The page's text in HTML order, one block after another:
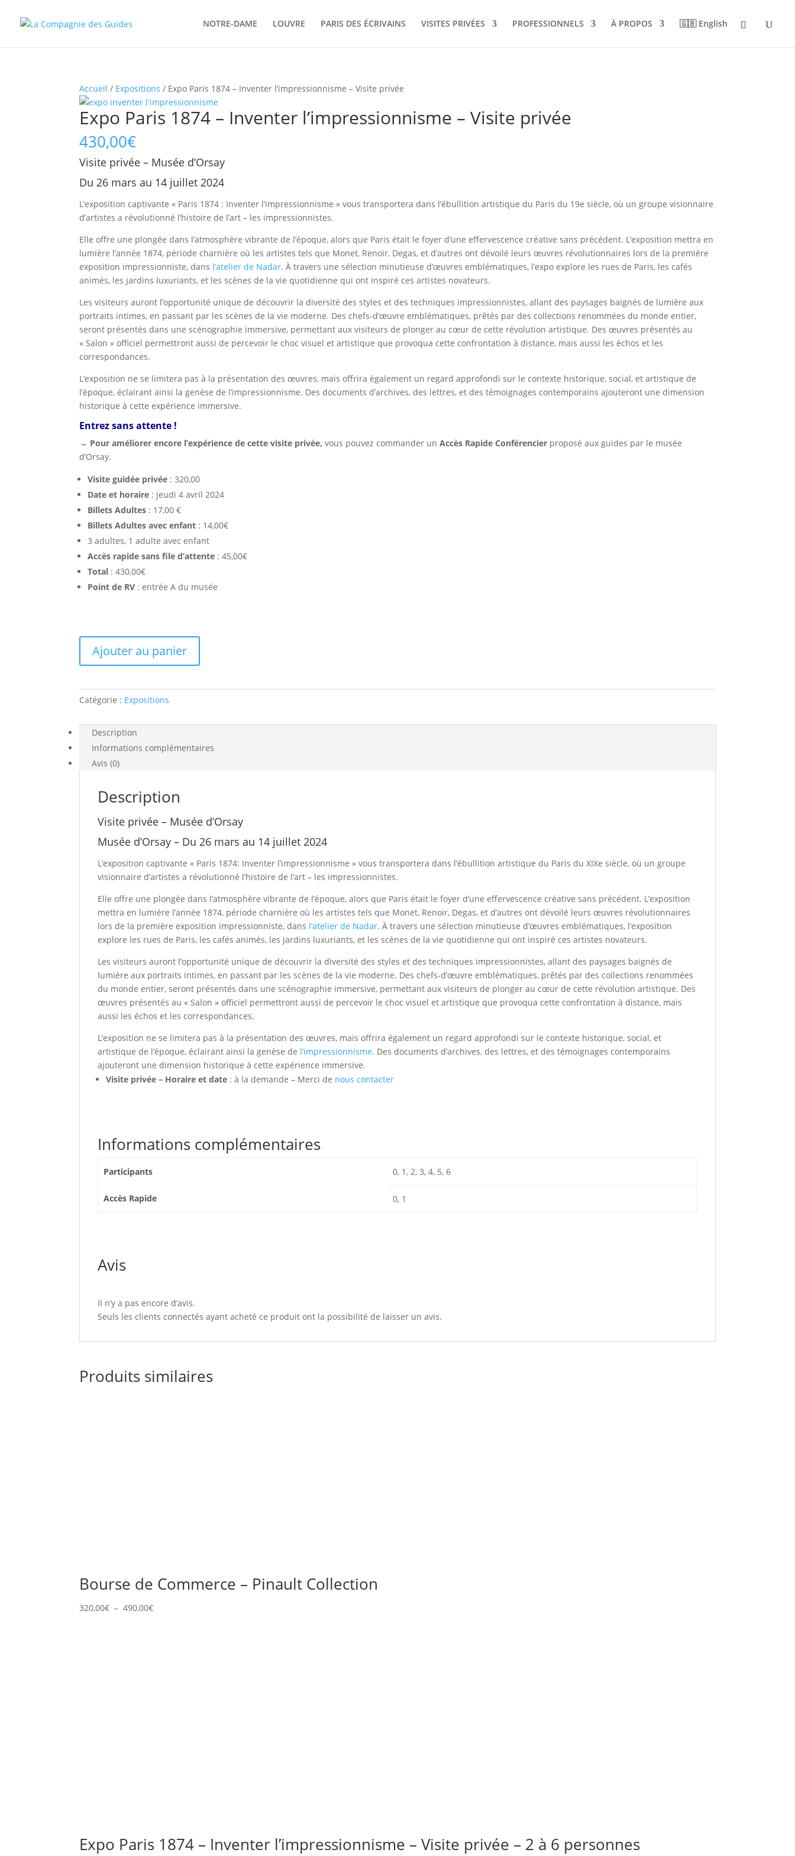
NOTRE-DAME LOUVRE PARIS DES ÉCRIVAINS VISITES PRIVÉES PROFESSIONNELS À PROPOS 🇬🇧 English
Accueil / Expositions / Expo Paris 1874 – Inventer l’impressionnisme – Visite privée
Expo Paris 1874 – Inventer l’impressionnisme – Visite privée
430,00€
Visite privée – Musée d’Orsay
Du 26 mars au 14 juillet 2024
L’exposition captivante « Paris 1874 : Inventer l’impressionnisme » vous transportera dans l’ébullition artistique du Paris du 19e siècle, où un groupe visionnaire
d’artistes a révolutionné l’histoire de l’art – les impressionnistes.
Elle offre une plongée dans l’atmosphère vibrante de l’époque, alors que Paris était le foyer d’une effervescence créative sans précédent. L’exposition mettra en
lumière l’année 1874, période charnière où les artistes tels que Monet, Renoir, Degas, et d’autres ont dévoilé leurs œuvres révolutionnaires lors de la première
exposition impressionniste, dans l’atelier de Nadar. À travers une sélection minutieuse d’œuvres emblématiques, l’expo explore les rues de Paris, les cafés
animés, les jardins luxuriants, et les scènes de la vie quotidienne qui ont inspiré ces artistes novateurs.
Les visiteurs auront l’opportunité unique de découvrir la diversité des styles et des techniques impressionnistes, allant des paysages baignés de lumière aux
portraits intimes, en passant par les scènes de la vie moderne. Des chefs-d’œuvre emblématiques, prêtés par des collections renommées du monde entier,
seront présentés dans une scénographie immersive, permettant aux visiteurs de plonger au cœur de cette révolution artistique. Des œuvres présentés au
« Salon » officiel permettront aussi de percevoir le choc visuel et artistique que provoqua cette confrontation à distance, mais aussi les échos et les
correspondances.
L’exposition ne se limitera pas à la présentation des œuvres, mais offrira également un regard approfondi sur le contexte historique, social, et artistique de
l’époque, éclairant ainsi la genèse de l’impressionnisme. Des documents d’archives, des lettres, et des témoignages contemporains ajouteront une dimension
historique à cette expérience immersive.
Entrez sans attente !
→ Pour améliorer encore l’expérience de cette visite privée, vous pouvez commander unAccès Rapide Conférencier proposé aux guides par le musée
d’Orsay.
Visite guidée privée : 320,00
Date et horaire : jeudi 4 avril 2024
Billets Adultes : 17,00 €
Billets Adultes avec enfant : 14,00€
3 adultes, 1 adulte avec enfant
Accès rapide sans file d’attente : 45,00€
Total : 430,00€
Point de RV : entrée A du musée
Expo
1874
Inventer
l'impressionnisme
Visite
Ajouter au panier
Catégorie : Expositions
Description
Informations complémentaires
Avis (0)
Description
Visite privée – Musée d’Orsay
Musée d’Orsay – Du 26 mars au 14 juillet 2024
L’exposition captivante « Paris 1874: Inventer l’impressionnisme » vous transportera dans l’ébullition artistique du Paris du XIXe siècle, où un groupe
visionnaire d’artistes a révolutionné l’histoire de l’art – les impressionnistes.
Elle offre une plongée dans l’atmosphère vibrante de l’époque, alors que Paris était le foyer d’une effervescence créative sans précédent. L’exposition
mettra en lumière l’année 1874, période charnière où les artistes tels que Monet, Renoir, Degas, et d’autres ont dévoilé leurs œuvres révolutionnaires
lors de la première exposition impressionniste, dans l’atelier de Nadar. À travers une sélection minutieuse d’œuvres emblématiques, l’exposition
explore les rues de Paris, les cafés animés, les jardins luxuriants, et les scènes de la vie quotidienne qui ont inspiré ces artistes novateurs.
Les visiteurs auront l’opportunité unique de découvrir la diversité des styles et des techniques impressionnistes, allant des paysages baignés de
lumière aux portraits intimes, en passant par les scènes de la vie moderne. Des chefs-d’œuvre emblématiques, prêtés par des collections renommées
du monde entier, seront présentés dans une scénographie immersive, permettant aux visiteurs de plonger au cœur de cette révolution artistique. Des
œuvres présentés au « Salon » officiel permettront aussi de percevoir le choc visuel et artistique que provoqua cette confrontation à distance, mais
aussi les échos et les correspondances.
L’exposition ne se limitera pas à la présentation des œuvres, mais offrira également un regard approfondi sur le contexte historique, social, et
artistique de l’époque, éclairant ainsi la genèse de l’impressionnisme. Des documents d’archives, des lettres, et des témoignages contemporains
ajouteront une dimension historique à cette expérience immersive.
Visite privée – Horaire et date : à la demande – Merci de nous contacter
Informations complémentaires
Participants 0, 1, 2, 3, 4, 5, 6
Accès Rapide 0, 1
Avis
Il n’y a pas encore d’avis.
Seuls les clients connectés ayant acheté ce produit ont la possibilité de laisser un avis.
Produits similaires
Bourse de Commerce – Pinault Collection
320,00€ – 490,00€Plage
Expo Paris 1874 – Inventer l’impressionnisme – Visite privée – 2 à 6 personnes